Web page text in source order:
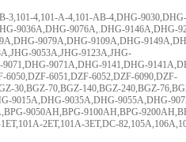
3,101-4,101-A-4,101-AB-4,DHG-
9036A,DHG-9076A,.DHG-9146A,DHG-
9079A,DHG-9109A,DHG-
9053A,JHG-9123A,JHG-
9071A,DHG-9141,DHG-
6051,DZF-6052,DZF-6090,DZF-
30,BGZ-70,BGZ-140,BGZ-240,BGZ-
9015A,DHG-9035A,DHG-9055A,DHG-
9050AH,BPG-9100AH,BPG-
2ET,101A-3ET,DC-